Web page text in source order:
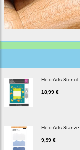
Hero Arts Stencil
18,99 €
Hero Arts
9,99 €